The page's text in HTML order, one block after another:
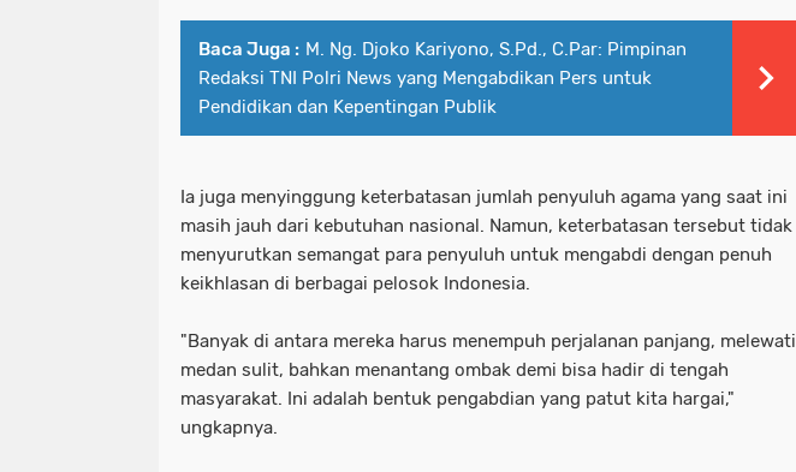
Baca Juga : M. Ng. Djoko Kariyono, S.Pd., C.Par: Pimpinan
Redaksi TNI Polri News yang Mengabdikan Pers untuk
Pendidikan dan Kepentingan Publik
Ia juga menyinggung keterbatasan jumlah penyuluh agama yang saat ini
masih jauh dari kebutuhan nasional. Namun, keterbatasan tersebut tidak
menyurutkan semangat para penyuluh untuk mengabdi dengan penuh
keikhlasan di berbagai pelosok Indonesia.
"Banyak di antara mereka harus menempuh perjalanan panjang, melewati
medan sulit, bahkan menantang ombak demi bisa hadir di tengah
masyarakat. Ini adalah bentuk pengabdian yang patut kita hargai,"
ungkapnya.